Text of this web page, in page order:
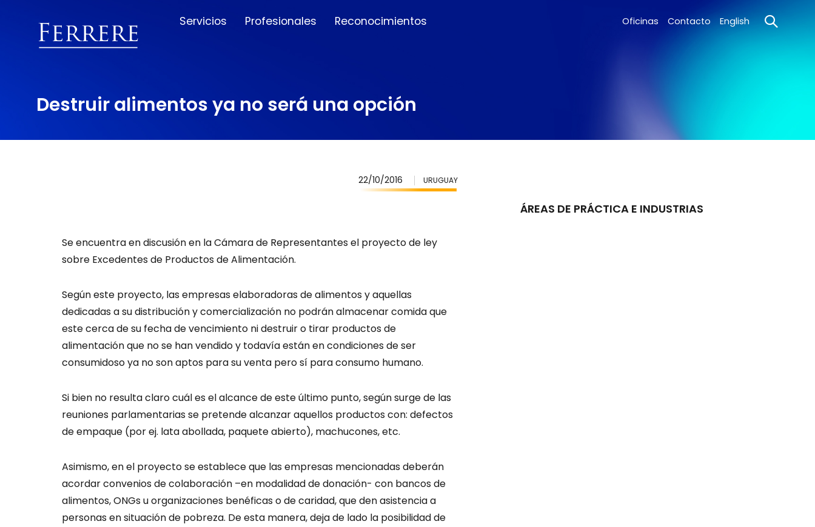
Servicios Profesionales Reconocimientos Oficinas Contacto English
Destruir alimentos ya no será una opción
22/10/2016 URUGUAY
Se encuentra en discusión en la Cámara de Representantes el proyecto de ley
sobre Excedentes de Productos de Alimentación.
Según este proyecto, las empresas elaboradoras de alimentos y aquellas
dedicadas a su distribución y comercialización no podrán almacenar comida que
este cerca de su fecha de vencimiento ni destruir o tirar productos de
alimentación que no se han vendido y todavía están en condiciones de ser
consumidoso ya no son aptos para su venta pero sí para consumo humano.
Si bien no resulta claro cuál es el alcance de este último punto, según surge de las
reuniones parlamentarias se pretende alcanzar aquellos productos con: defectos
de empaque (por ej. lata abollada, paquete abierto), machucones, etc.
Asimismo, en el proyecto se establece que las empresas mencionadas deberán
acordar convenios de colaboración –en modalidad de donación- con bancos de
alimentos, ONGs u organizaciones benéficas o de caridad, que den asistencia a
personas en situación de pobreza. De esta manera, deja de lado la posibilidad de
ÁREAS DE PRÁCTICA E INDUSTRIAS